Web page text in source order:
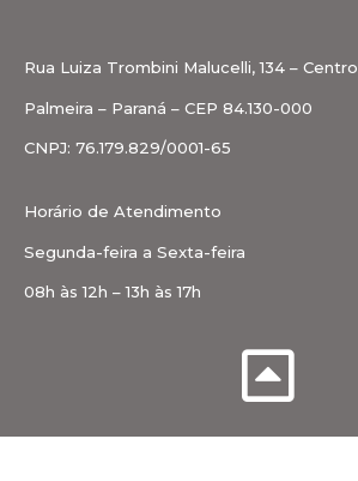
Rua Luiza Trombini Malucelli, 134 – Centro
Palmeira – Paraná – CEP 84.130-000
CNPJ: 76.179.829/0001-65
Horário de Atendimento
Segunda-feira a Sexta-feira
08h às 12h – 13h às 17h